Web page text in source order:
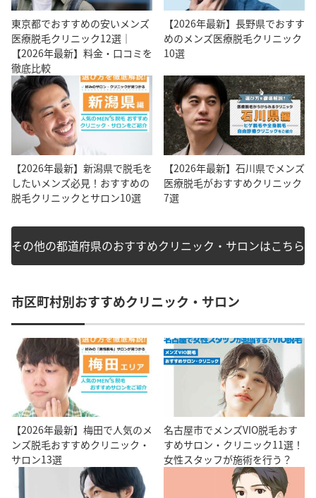
東京都でおすすめの安いメンズ
医療脱毛クリニック12選｜
【2026年最新】料金・口コミを
徹底比較
【2026年最新】長野県でおすす
めのメンズ医療脱毛クリニック
10選
【2026年最新】新潟県で脱毛を
したいメンズ必見！おすすめの
脱毛クリニックとサロン10選
【2026年最新】石川県でメンズ
医療脱毛がおすすめクリニック
7選
その他の都道府県のおすすめクリニック・サロンはこちら
市区町村別おすすめクリニック・サロン
【2026年最新】梅田で人気のメ
ンズ脱毛おすすめクリニック・
サロン13選
名古屋市でメンズVIO脱毛おす
すめサロン・クリニック11選！
女性スタッフが施術を行う？